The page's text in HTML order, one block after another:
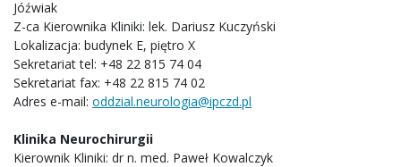
Jóźwiak
Z-ca Kierownika Kliniki: lek. Dariusz Kuczyński
Lokalizacja: budynek E, piętro X
Sekretariat tel: +48 22 815 74 04
Sekretariat fax: +48 22 815 74 02
Adres e-mail: oddzial.neurologia@ipczd.pl
Klinika Neurochirurgii
Kierownik Kliniki: dr n. med. Paweł Kowalczyk